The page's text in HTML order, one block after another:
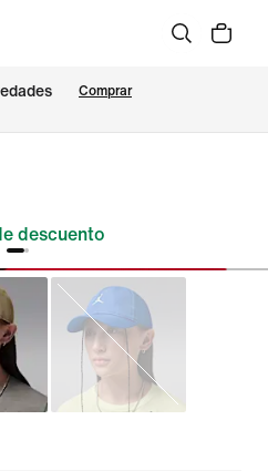
Comprar
descuento